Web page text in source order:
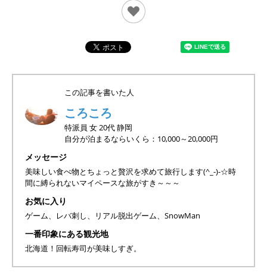
この記事を書いた人
ころころ
特派員 女20代静岡
自分が泊まるならいくら：10,000～20,000円
メッセージ
美味しい食べ物とちょっと贅沢を求めて旅行します(^_-)-☆時
間に縛られないマイペースな旅がすき～～～
お気に入り
ゲーム、レバ刺し、リアル脱出ゲーム、SnowMan
一番印象にある観光地
北海道！回転寿司が美味しすぎ。